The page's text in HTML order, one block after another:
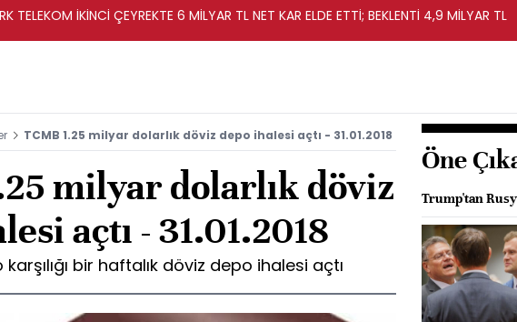
TELEKOM İKİNCİ ÇEYREKTE 6 MİLYAR TL NET KAR ELDE ETTİ; BEKLENTİ 4,9 MİLYAR TL
TCMB 1.25 milyar dolarlık döviz depo ihalesi açtı - 31.01.2018
milyar dolarlık döviz
açtı - 31.01.2018
karşılığı bir haftalık döviz depo ihalesi açtı
Öne
Trump'tan